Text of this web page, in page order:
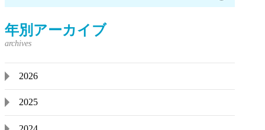
年別アーカイブ
2026
2025